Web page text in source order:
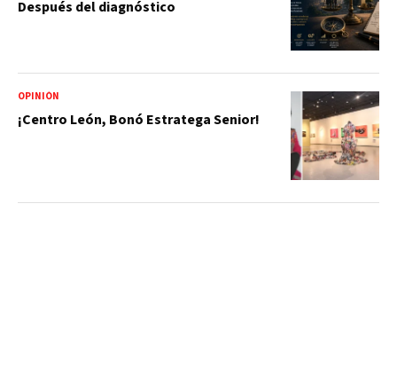
Después del diagnóstico
OPINIÓN
¡Centro León, Bonó Estratega Senior!